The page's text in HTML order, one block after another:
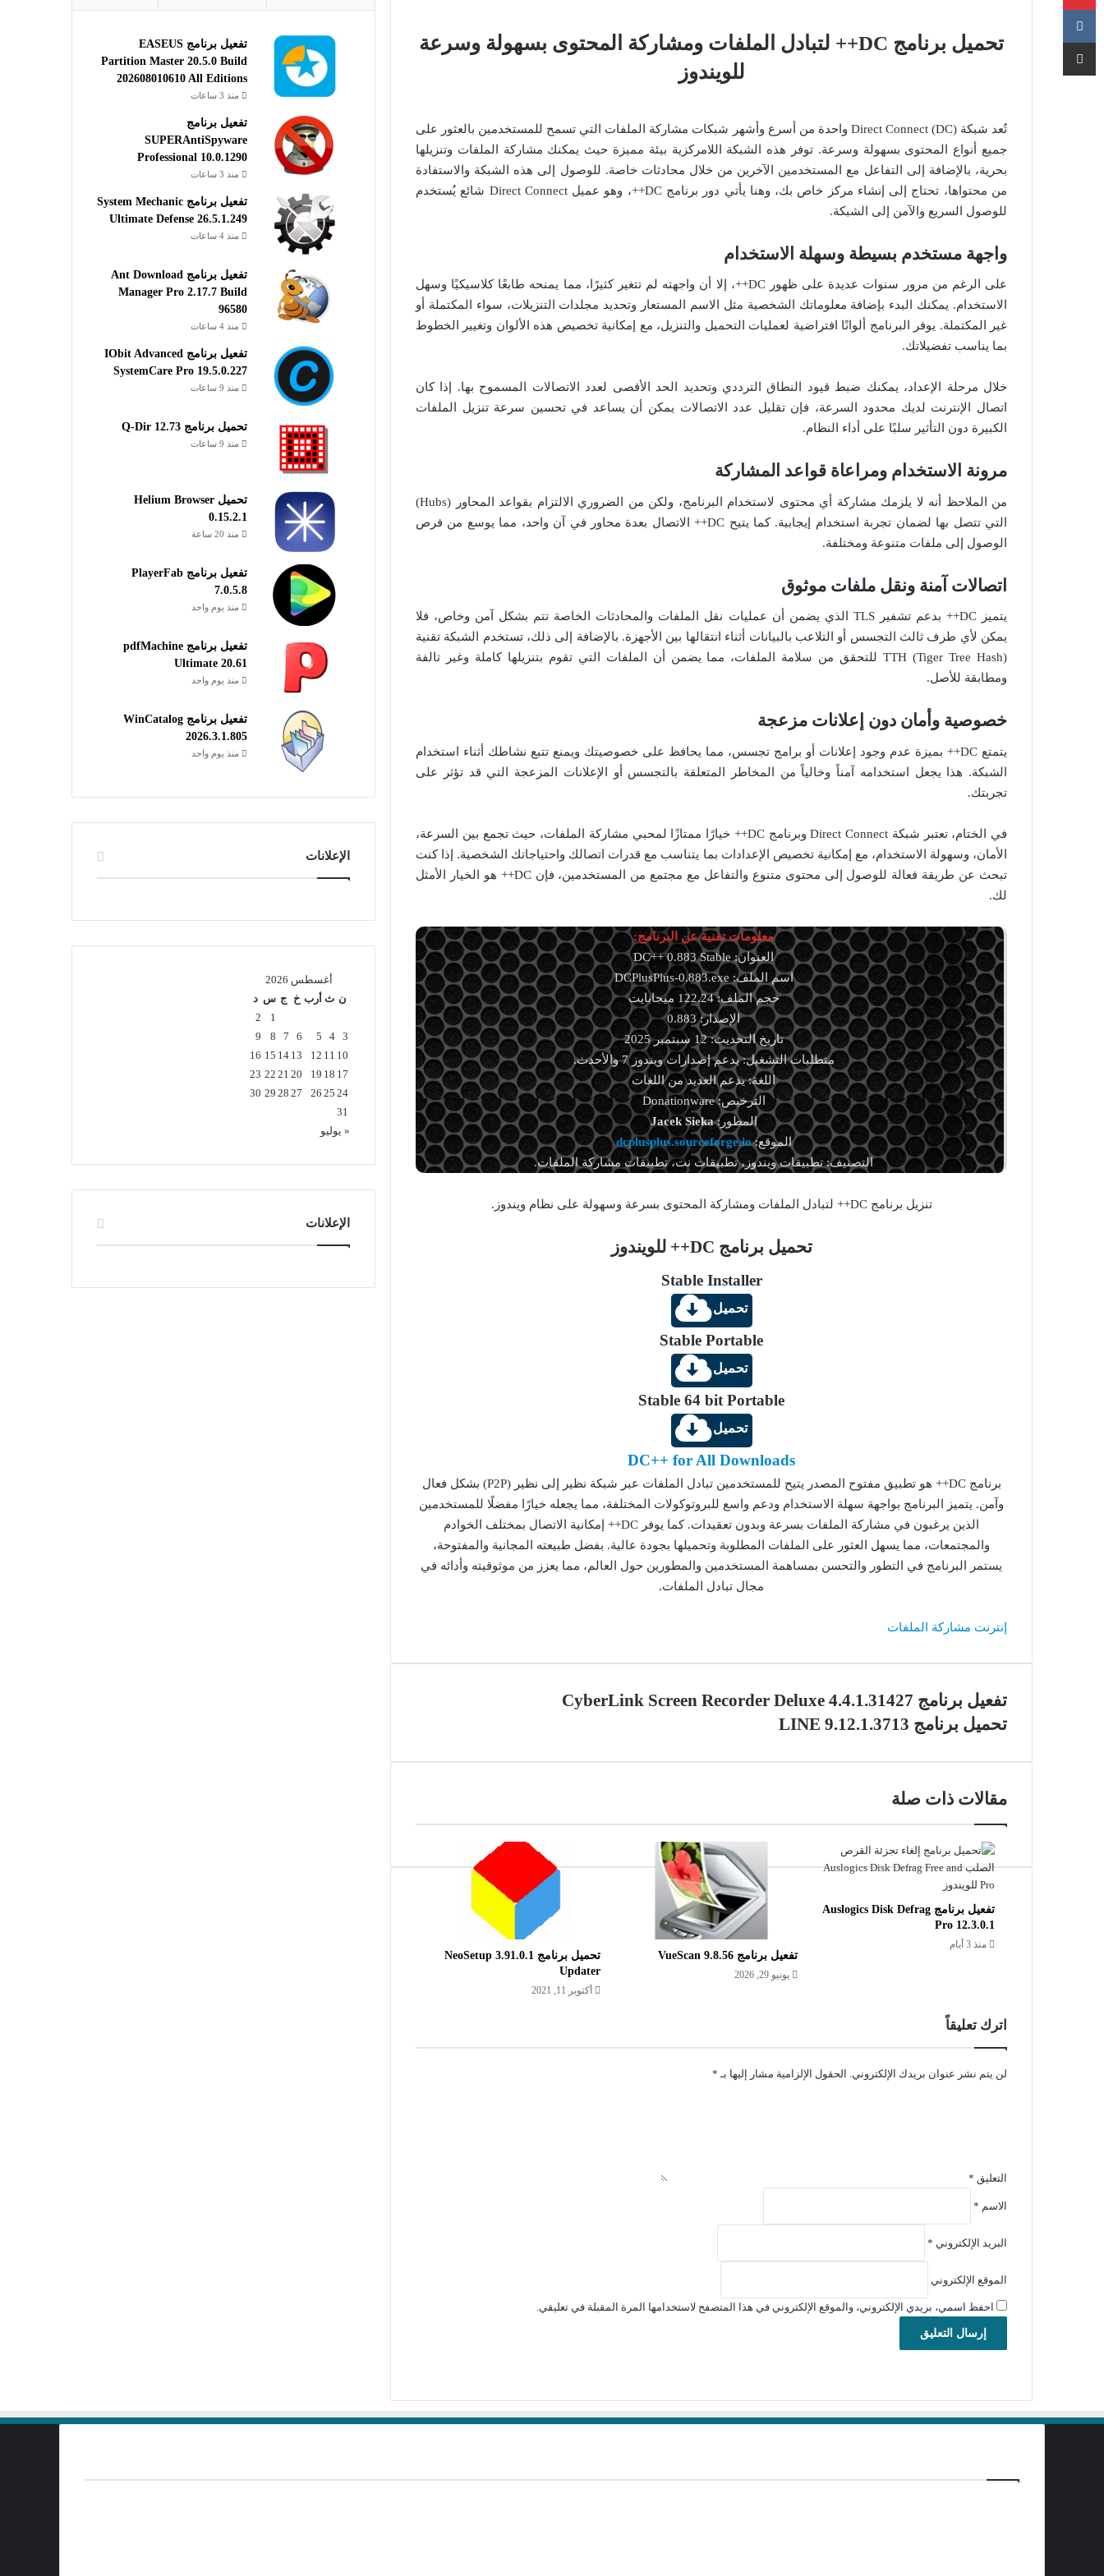
تحميل برنامج DC++ لتبادل الملفات ومشاركة المحتوى بسهولة وسرعة
للويندوز
تُعد شبكة Direct Connect (DC) واحدة من أسرع وأشهر شبكات مشاركة الملفات التي تسمح للمستخدمين بالعثور على
جميع أنواع المحتوى بسهولة وسرعة. توفر هذه الشبكة اللامركزية بيئة مميزة حيث يمكنك مشاركة الملفات وتنزيلها
بحرية، بالإضافة إلى التفاعل مع المستخدمين الآخرين من خلال محادثات خاصة. للوصول إلى هذه الشبكة والاستفادة
من محتواها، تحتاج إلى إنشاء مركز خاص بك، وهنا يأتي دور برنامج DC++، وهو عميل Direct Connect شائع يُستخدم
للوصول السريع والآمن إلى الشبكة.
واجهة مستخدم بسيطة وسهلة الاستخدام
على الرغم من مرور سنوات عديدة على ظهور DC++، إلا أن واجهته لم تتغير كثيرًا، مما يمنحه طابعًا كلاسيكيًا وسهل
الاستخدام. يمكنك البدء بإضافة معلوماتك الشخصية مثل الاسم المستعار وتحديد مجلدات التنزيلات، سواء المكتملة أو
غير المكتملة. يوفر البرنامج ألوانًا افتراضية لعمليات التحميل والتنزيل، مع إمكانية تخصيص هذه الألوان وتغيير الخطوط
بما يناسب تفضيلاتك.
خلال مرحلة الإعداد، يمكنك ضبط قيود النطاق الترددي وتحديد الحد الأقصى لعدد الاتصالات المسموح بها. إذا كان
اتصال الإنترنت لديك محدود السرعة، فإن تقليل عدد الاتصالات يمكن أن يساعد في تحسين سرعة تنزيل الملفات
الكبيرة دون التأثير سلبًا على أداء النظام.
مرونة الاستخدام ومراعاة قواعد المشاركة
من الملاحظ أنه لا يلزمك مشاركة أي محتوى لاستخدام البرنامج، ولكن من الضروري الالتزام بقواعد المحاور (Hubs)
التي تتصل بها لضمان تجربة استخدام إيجابية. كما يتيح DC++ الاتصال بعدة محاور في آن واحد، مما يوسع من فرص
الوصول إلى ملفات متنوعة ومختلفة.
اتصالات آمنة ونقل ملفات موثوق
يتميز DC++ بدعم تشفير TLS الذي يضمن أن عمليات نقل الملفات والمحادثات الخاصة تتم بشكل آمن وخاص، فلا
يمكن لأي طرف ثالث التجسس أو التلاعب بالبيانات أثناء انتقالها بين الأجهزة. بالإضافة إلى ذلك، تستخدم الشبكة تقنية
TTH (Tiger Tree Hash) للتحقق من سلامة الملفات، مما يضمن أن الملفات التي تقوم بتنزيلها كاملة وغير تالفة
ومطابقة للأصل.
خصوصية وأمان دون إعلانات مزعجة
يتمتع DC++ بميزة عدم وجود إعلانات أو برامج تجسس، مما يحافظ على خصوصيتك ويمنع تتبع نشاطك أثناء استخدام
الشبكة. هذا يجعل استخدامه آمناً وخالياً من المخاطر المتعلقة بالتجسس أو الإعلانات المزعجة التي قد تؤثر على
تجربتك.
في الختام، تعتبر شبكة Direct Connect وبرنامج DC++ خيارًا ممتازًا لمحبي مشاركة الملفات، حيث تجمع بين السرعة،
الأمان، وسهولة الاستخدام، مع إمكانية تخصيص الإعدادات بما يتناسب مع قدرات اتصالك واحتياجاتك الشخصية. إذا كنت
تبحث عن طريقة فعالة للوصول إلى محتوى متنوع والتفاعل مع مجتمع من المستخدمين، فإن DC++ هو الخيار الأمثل
لك.
معلومات تقنية عن البرنامج:
العنوان: DC++ 0.883 Stable
اسم الملف: DCPlusPlus-0.883.exe
حجم الملف: 122.24 ميجابايت
الإصدار: 0.883
تاريخ التحديث: 12 سبتمبر 2025
متطلبات التشغيل: يدعم إصدارات ويندوز 7 والأحدث.
اللغة: يدعم العديد من اللغات
الترخيص: Donationware
المطور:Jacek Sieka
الموقع:dcplusplus.sourceforge.io
التصنيف: تطبيقات ويندوز، تطبيقات نت، تطبيقات مشاركة الملفات.
تنزيل برنامج DC++ لتبادل الملفات ومشاركة المحتوى بسرعة وسهولة على نظام ويندوز.
تحميل برنامج DC++ للويندوز
Stable Installer
تحميل
Stable Portable
تحميل
Stable 64 bit Portable
تحميل
DC++ for All Downloads
برنامج DC++ هو تطبيق مفتوح المصدر يتيح للمستخدمين تبادل الملفات عبر شبكة نظير إلى نظير (P2P) بشكل فعال
وآمن. يتميز البرنامج بواجهة سهلة الاستخدام ودعم واسع للبروتوكولات المختلفة، مما يجعله خيارًا مفضلًا للمستخدمين
الذين يرغبون في مشاركة الملفات بسرعة وبدون تعقيدات. كما يوفر DC++ إمكانية الاتصال بمختلف الخوادم
والمجتمعات، مما يسهل العثور على الملفات المطلوبة وتحميلها بجودة عالية. بفضل طبيعته المجانية والمفتوحة،
يستمر البرنامج في التطور والتحسن بمساهمة المستخدمين والمطورين حول العالم، مما يعزز من موثوقيته وأدائه في
مجال تبادل الملفات.
إنترنت مشاركة الملفات
تفعيل برنامج CyberLink Screen Recorder Deluxe 4.4.1.31427
تحميل برنامج LINE 9.12.1.3713
مقالات ذات صلة
تفعيل برنامج Auslogics Disk Defrag
Pro 12.3.0.1
منذ 3 أيام
تفعيل برنامج VueScan 9.8.56
يونيو 29, 2026
تحميل برنامج 3.91.0.1 NeoSetup
Updater
أكتوبر 11, 2021
اترك تعليقاً
لن يتم نشر عنوان بريدك الإلكتروني. الحقول الإلزامية مشار إليها بـ *
التعليق *
الاسم *
البريد الإلكتروني *
الموقع الإلكتروني
احفظ اسمي، بريدي الإلكتروني، والموقع الإلكتروني في هذا المتصفح لاستخدامها المرة المقبلة في تعليقي.
تفعيل برنامج EASEUS
Partition Master 20.5.0 Build
202608010610 All Editions
منذ 3 ساعات
تفعيل برنامج
SUPERAntiSpyware
Professional 10.0.1290
منذ 3 ساعات
تفعيل برنامج System Mechanic
Ultimate Defense 26.5.1.249
منذ 4 ساعات
تفعيل برنامج Ant Download
Manager Pro 2.17.7 Build
96580
منذ 4 ساعات
تفعيل برنامج IObit Advanced
SystemCare Pro 19.5.0.227
منذ 9 ساعات
تحميل برنامج Q-Dir 12.73
منذ 9 ساعات
تحميل Helium Browser
0.15.2.1
منذ 20 ساعة
تفعيل برنامج PlayerFab
7.0.5.8
منذ يوم واحد
تفعيل برنامج pdfMachine
Ultimate 20.61
منذ يوم واحد
تفعيل برنامج WinCatalog
2026.3.1.805
منذ يوم واحد
الإعلانات
أغسطس 2026
ن ث أرب خ ج س د
1
2
3
4
5
6
7
8
9
10
11
12
13
14
15
16
17
18
19
20
21
22
23
24
25
26
27
28
29
30
31
« يوليو
الإعلانات
مشاركة عبر البريد